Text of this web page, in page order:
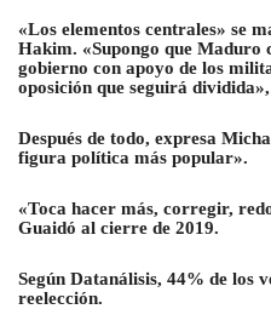
«Los elementos centrales» se
Hakim. «Supongo que Maduro
gobierno con apoyo de los
oposición que seguirá dividida»,
Después de todo, expresa
figura política más popular».
«Toca hacer más, corregir,
Guaidó al cierre de 2019.
Según Datanálisis, 44% de los
reelección.